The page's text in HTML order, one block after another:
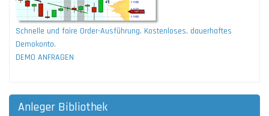
Schnelle und faire Order-Ausführung. Kostenloses, dauerhaftes
Demokonto.
DEMO ANFRAGEN
Anleger Bibliothek